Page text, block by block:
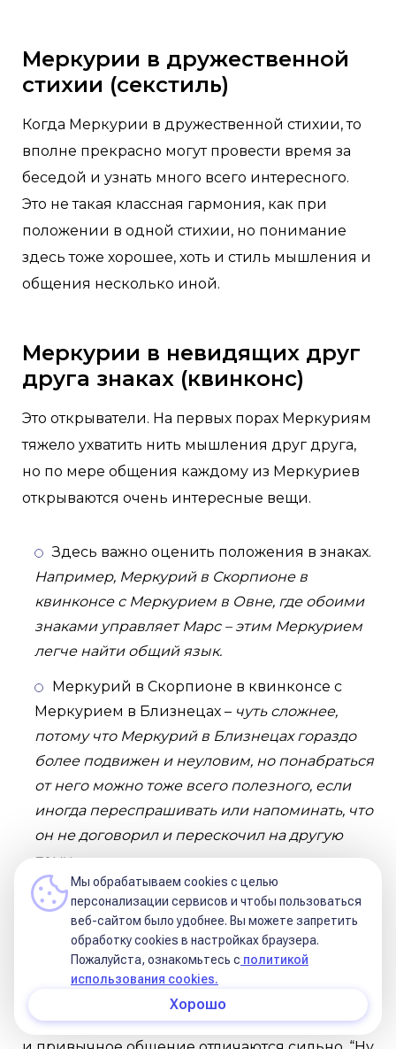
Меркурии в дружественной
стихии (секстиль)
Когда Меркурии в дружественной стихии, то
вполне прекрасно могут провести время за
беседой и узнать много всего интересного.
Это не такая классная гармония, как при
положении в одной стихии, но понимание
здесь тоже хорошее, хоть и стиль мышления и
общения несколько иной.
Меркурии в невидящих друг
друга знаках (квинконс)
Это открыватели. На первых порах Меркуриям
тяжело ухватить нить мышления друг друга,
но по мере общения каждому из Меркуриев
открываются очень интересные вещи.
Здесь важно оценить положения в знаках.
Например, Меркурий в Скорпионе в
квинконсе с Меркурием в Овне, где обоими
знаками управляет Марс – этим Меркурием
легче найти общий язык.
Меркурий в Скорпионе в квинконсе с
Меркурием в Близнецах – чуть сложнее,
потому что Меркурий в Близнецах гораздо
более подвижен и неуловим, но понабраться
от него можно тоже всего полезного, если
иногда переспрашивать или напоминать, что
он не договорил и перескочил на другую
тему.
Меркурии в соседних знаках
(полусекстиль)
крестах и, соответственно, их склад мышления
Мы обрабатываем cookies с целью
персонализации сервисов и чтобы пользоваться
веб-сайтом было удобнее. Вы можете запретить
обработку сookies в настройках браузера.
Пожалуйста, ознакомьтесь с политикой
использования cookies.
Хорошо